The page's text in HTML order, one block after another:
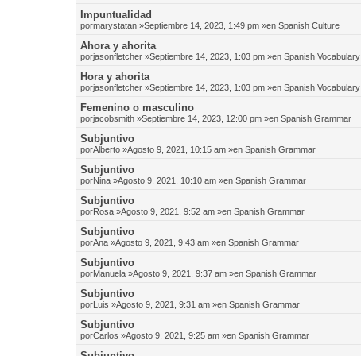
Impuntualidad
pormarystatan »Septiembre 14, 2023, 1:49 pm »en Spanish Culture
Ahora y ahorita
porjasonfletcher »Septiembre 14, 2023, 1:03 pm »en Spanish Vocabulary
Hora y ahorita
porjasonfletcher »Septiembre 14, 2023, 1:03 pm »en Spanish Vocabulary
Femenino o masculino
porjacobsmith »Septiembre 14, 2023, 12:00 pm »en Spanish Grammar
Subjuntivo
porAlberto »Agosto 9, 2021, 10:15 am »en Spanish Grammar
Subjuntivo
porNina »Agosto 9, 2021, 10:10 am »en Spanish Grammar
Subjuntivo
porRosa »Agosto 9, 2021, 9:52 am »en Spanish Grammar
Subjuntivo
porAna »Agosto 9, 2021, 9:43 am »en Spanish Grammar
Subjuntivo
porManuela »Agosto 9, 2021, 9:37 am »en Spanish Grammar
Subjuntivo
porLuis »Agosto 9, 2021, 9:31 am »en Spanish Grammar
Subjuntivo
porCarlos »Agosto 9, 2021, 9:25 am »en Spanish Grammar